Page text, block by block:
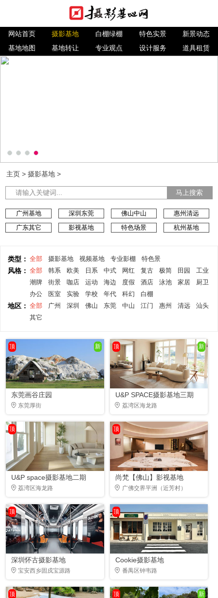
网站首页 摄影基地 白棚绿棚 特色实景
新景动态
基地地图
基地转让 专业观点 设计服务 道具租赁
主页 >摄影基地 >
马上搜索
广州基地 深圳东莞 佛山中山
惠州清远
广东其它
影视基地 特色场景 杭州基地
类型： 全部 摄影基地 视频基地 专业影棚 特色景
风格： 全部 韩系 欧美 日系 中式 网红 复古 极简 田园
工业
潮牌
街景 咖店 运动 海边 度假 酒店 泳池 家居
厨卫
办公
医室 实验 学校 年代 科幻 白棚
地区： 全部 广州 深圳 佛山 东莞 中山 江门 惠州 清远
汕头
其它
新
顶
东莞画谷庄园
东莞厚街
新
顶
U&P SPACE摄影基地三期
荔湾区海龙路
顶
U&P space摄影基地二期
荔湾区海龙路
顶
尚梵【佛山】影视基地
广佛交界平洲（近芳村）
顶
深圳怀古摄影基地
宝安西乡固戍宝源路
顶
Cookie摄影基地
番禺区钟韦路
顶 新
顶